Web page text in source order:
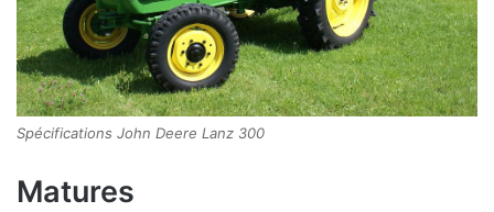
Spécifications John Deere Lanz 300
Matures